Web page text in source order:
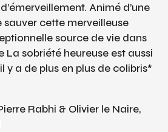
Animé d’une
sauver cette merveilleuse
source de vie dans
La sobriété heureuse est aussi
y a de plus en plus de colibris*
Rabhi & Olivier le Naire,